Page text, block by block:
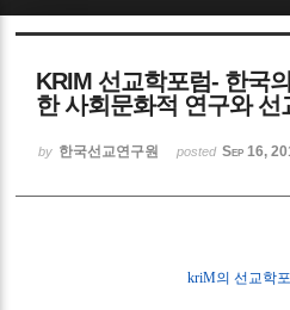
KRIM 선교학포럼- 한국
한 사회문화적 연구와 선
by 한국선교연구원 posted Sep 16,
kriM의 선교학
Sketchbook5,
Sketchbook5,